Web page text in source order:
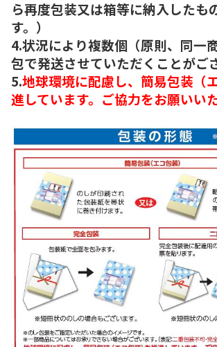
ら再度包装又は箱等に納入したも
す。）
4.状況により複数個（原則、同一
包で発送させていただくことがご
5.地球環境に配慮し、簡易包装（
進しています。ご協力をお願いいた